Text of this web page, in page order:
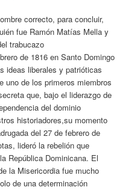
correcto, para concluir,
fue Ramón Matías Mella y
trabucazo
de 1816 en Santo Domingo
ideas liberales y patrióticas
uno de los primeros miembros
que, bajo el liderazgo de
del dominio
historiadores,su momento
del 27 de febrero de
lideró la rebelión que
República Dominicana. El
la Misericordia fue mucho
de una determinación